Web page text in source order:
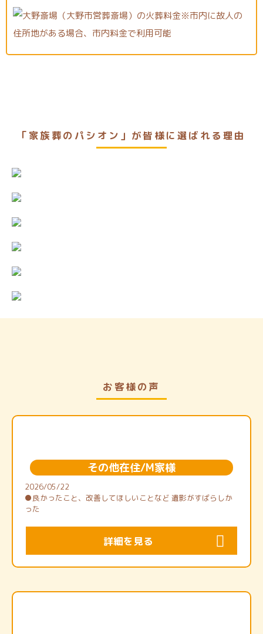
「家族葬のパシオン」が皆様に選ばれる理由
お客様の声
その他在住/M家様
2026/05/22
●良かったこと、改善してほしいことなど 遺影がすばらしか
った
詳細を見る